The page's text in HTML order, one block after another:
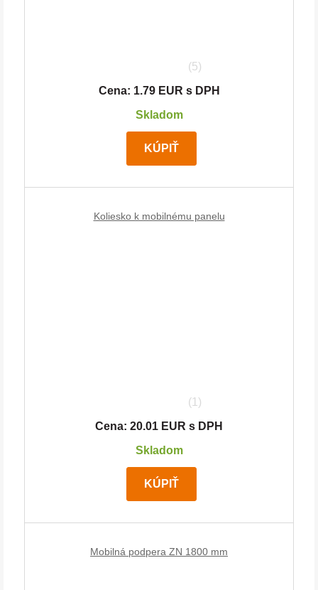
(5)
Cena: 1.79 EUR s DPH
Skladom
KÚPIŤ
Koliesko k mobilnému panelu
(1)
Cena: 20.01 EUR s DPH
Skladom
KÚPIŤ
Mobilná podpera ZN 1800 mm